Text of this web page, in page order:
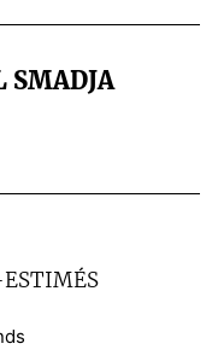
SMADJA
ESTIMÉS